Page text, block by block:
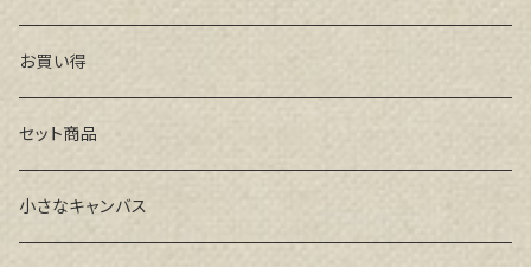
お買い得
セット商品
小さなキャンバス